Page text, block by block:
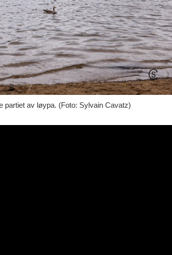
partiet av løypa. (Foto: Sylvain Cavatz)